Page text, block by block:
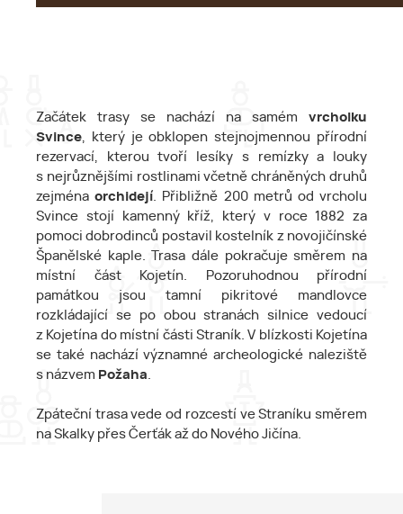
Začátek trasy se nachází na samém vrcholku
Svince, který je obklopen stejnojmennou přírodní
rezervací, kterou tvoří lesíky s remízky a louky
s nejrůznějšími rostlinami včetně chráněných druhů
zejménaorchidejí. Přibližně 200 metrů od vrcholu
Svince stojí kamenný kříž, který v roce 1882 za
pomoci dobrodinců postavil kostelník z novojičínské
Španělské kaple. Trasa dále pokračuje směrem na
místní část Kojetín. Pozoruhodnou přírodní
památkou jsou tamní pikritové mandlovce
rozkládající se po obou stranách silnice vedoucí
z Kojetína do místní části Straník. V blízkosti Kojetína
se také nachází významné archeologické naleziště
s názvem Požaha.
Zpáteční trasa vede od rozcestí ve Straníku směrem
na Skalky přes Čerťák až do Nového Jičína.